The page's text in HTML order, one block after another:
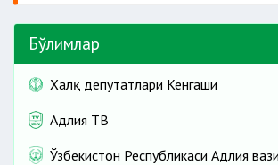
Бўлимлар
Халқ депутатлари Кенгаши
Адлия ТВ
Ўзбекистон Республикаси Адлия